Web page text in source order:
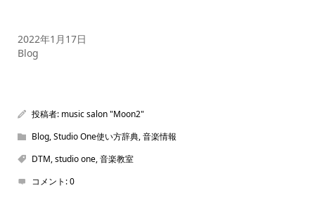
2022年1月17日
Blog
投稿者: music salon "Moon2"
Blog,Studio One使い方辞典,音楽情報
DTM,studio one,音楽教室
コメント:0